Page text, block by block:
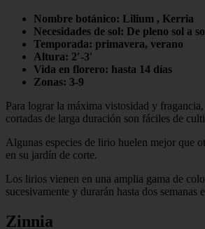
Nombre botánico: Lilium , Kerria
Necesidades de sol: De pleno sol a
Temporada: primavera, verano
Altura: 2′-3′
Vida en florero: hasta 14 días
Zonas: 3-9
Para lograr la máxima vistosidad y
cortadas de larga duración son fáciles de
Algunas especies de lirio huelen mejor que
en su jardín de corte.
Los lirios vienen en una amplia gama de
sucesivamente y durarán hasta dos semanas
Zinnia